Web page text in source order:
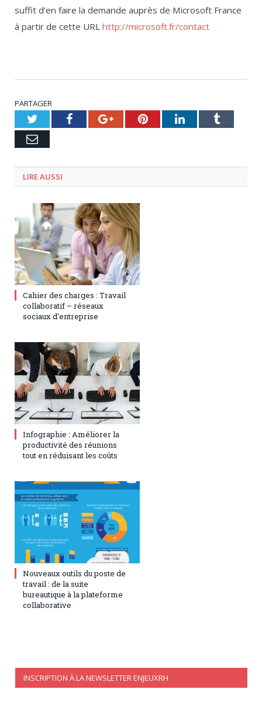
suffit d’en faire la demande auprès de Microsoft France
à partir de cette URL http://microsoft.fr/contact
PARTAGER
TwitterFacebookGoogle+PinterestLinkedInTumblr
Email
LIRE AUSSI
15 janvier 2018 0
Cahier des charges : Travail
collaboratif – réseaux
sociaux d’entreprise
6 juin 2017 0
Infographie : Améliorer la
productivité des réunions
tout en réduisant les coûts
17 janvier 2016 0
Nouveaux outils du poste de
travail : de la suite
bureautique à la plateforme
collaborative
INSCRIPTION À LA NEWSLETTER ENJEUXRH